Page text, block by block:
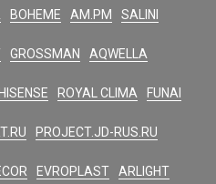
BOHEME AM.PM SALINI
GROSSMAN AQWELLA
HISENSE ROYAL CLIMA FUNAI
PROJECT.JD-RUS.RU
EVROPLAST ARLIGHT